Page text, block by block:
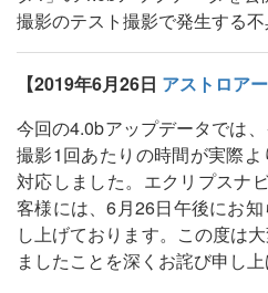
撮影のテスト撮影で発生する不
【2019年6月26日 アストロア
今回の4.0bアップデータでは
撮影1回あたりの時間が実際
対応しました。エクリプスナ
客様には、6月26日午後にお
し上げております。この度は
ましたことを深くお詫び申し上